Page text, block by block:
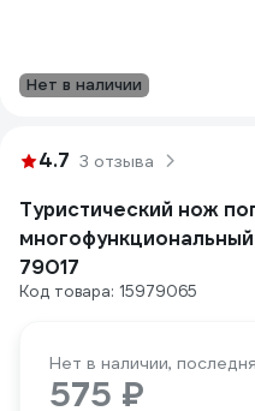
Нет в наличии
4.7 3 отзыва
Туристический нож
79017
Код товара: 15979065
Нет в наличии,
575 ₽